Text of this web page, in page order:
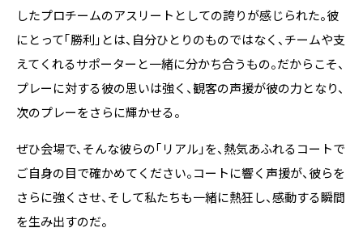
したプロチームのアスリートとしての誇りが感じられた。彼
にとって「勝利」とは、自分ひとりのものではなく、チームや支
えてくれるサポーターと一緒に分かち合うもの。だからこそ、
プレーに対する彼の思いは強く、観客の声援が彼の力となり、
次のプレーをさらに輝かせる。
ぜひ会場で、そんな彼らの「リアル」を、熱気あふれるコートで
ご自身の目で確かめてください。コートに響く声援が、彼らを
さらに強くさせ、そして私たちも一緒に熱狂し、感動する瞬間
を生み出すのだ。